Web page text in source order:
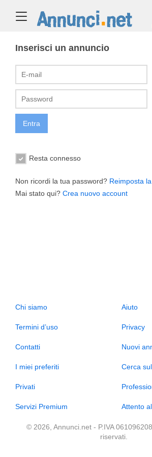
Inserisci un annuncio
Resta connesso
Non ricordi la tua password? Reimposta
Mai stato qui? Crea nuovo account
Chi siamo Aiuto
Termini d’uso Privacy
Contatti Nuovi
I miei preferiti Cerca
Privati
Servizi Premium Attento
© 2026, Annunci.net - P.IVA
riservati.